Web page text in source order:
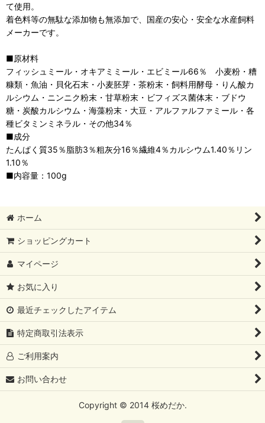
て使用。
着色料等の無駄な添加物も無添加で、国産の安心・安全な水産飼料
メーカーです。
■原材料
フィッシュミール・オキアミミール・エビミール66％ 小麦粉・糟
糠類・魚油・貝化石末・小麦胚芽・茶粉末・飼料用酵母・りん酸カ
ルシウム・ニンニク粉末・甘草粉末・ビフィズス菌体末・ブドウ
糖・炭酸カルシウム・海藻粉末・大豆・アルファルファミール・各
種ビタミンミネラル・その他34％
■成分
たんぱく質35％脂肪3％粗灰分16％繊維4％カルシウム1.40％リン
1.10％
■内容量：100g
ホーム
ショッピングカート
マイページ
お気に入り
最近チェックしたアイテム
特定商取引法表示
ご利用案内
お問い合わせ
Copyright © 2014 桜めだか.